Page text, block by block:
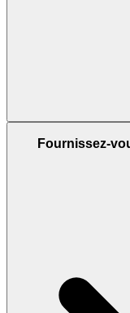
Fournissez-